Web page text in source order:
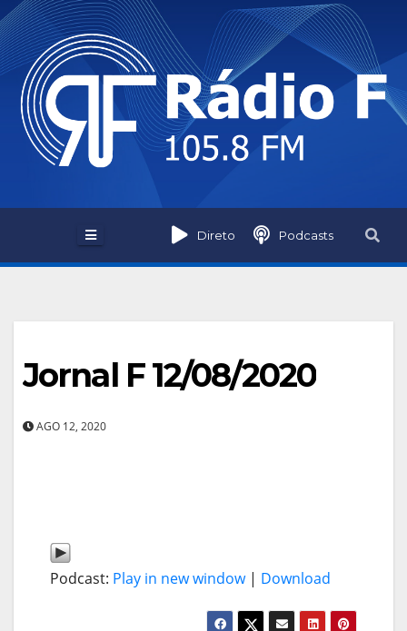
Skip
to
content
Direto Podcasts
Jornal F 12/08/2020
AGO 12, 2020
Podcast: Play in new window| Download